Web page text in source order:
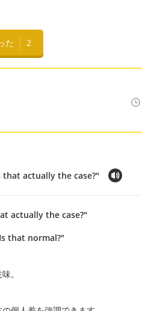
た 2
actually the case?"
actually the case?"
that normal?"
。